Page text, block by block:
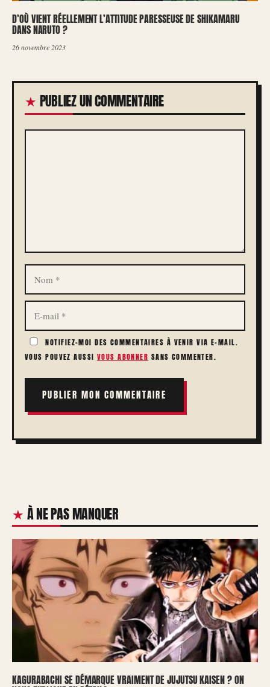
D’OÙ VIENT RÉELLEMENT L’ATTITUDE PARESSEUSE DE SHIKAMARU
DANS NARUTO ?
26 novembre 2023
PUBLIEZ UN COMMENTAIRE
COMMENTAIRE
NOM
E-
MAIL
NOTIFIEZ-MOI DES COMMENTAIRES À VENIR VIA E-MAIL.
VOUS POUVEZ AUSSI VOUS ABONNER SANS COMMENTER.
À NE PAS MANQUER
KAGURABACHI SE DÉMARQUE VRAIMENT DE JUJUTSU KAISEN ? ON